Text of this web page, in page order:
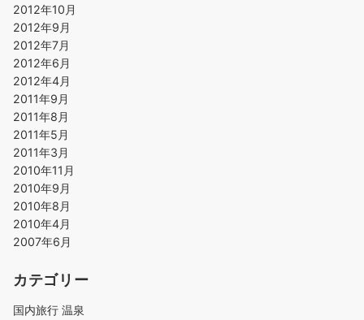
2012年10月
2012年9月
2012年7月
2012年6月
2012年4月
2011年9月
2011年8月
2011年5月
2011年3月
2010年11月
2010年9月
2010年8月
2010年4月
2007年6月
カテゴリー
国内旅行 温泉